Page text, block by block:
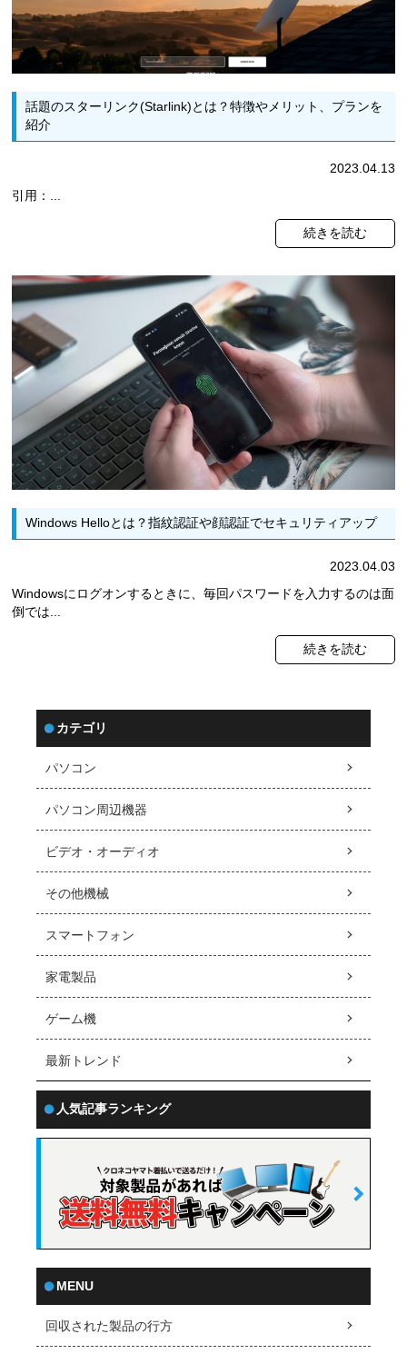
話題のスターリンク(Starlink)とは？特徴やメリット、プランを
紹介
2023.04.13
引用：...
続きを読む
Windows Helloとは？指紋認証や顔認証でセキュリティアップ
2023.04.03
Windowsにログオンするときに、毎回パスワードを入力するのは面
倒では...
続きを読む
カテゴリ
パソコン
パソコン周辺機器
ビデオ・オーディオ
その他機械
スマートフォン
家電製品
ゲーム機
最新トレンド
人気記事ランキング
MENU
回収された製品の行方